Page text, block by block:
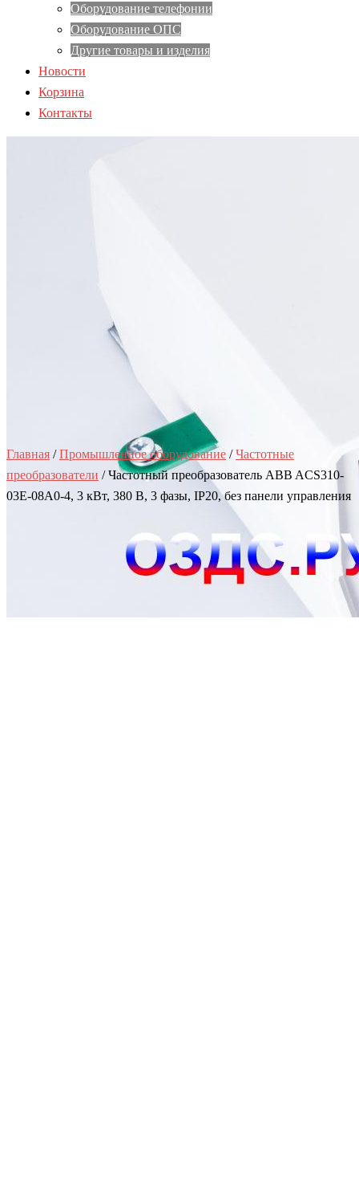
Оборудование телефонии
Оборудование ОПС
Другие товары и изделия
Новости
Корзина
Контакты
Главная /Промышленное оборудование /Частотные
преобразователи / Частотный преобразователь ABB ACS310-
03E-08A0-4, 3 кВт, 380 В, 3 фазы, IP20, без панели управления